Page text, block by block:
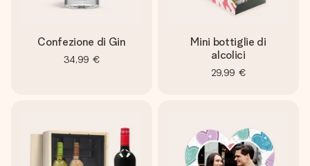
Confezione di Gin
34,99 €
Mini bottiglie di
alcolici
29,99 €